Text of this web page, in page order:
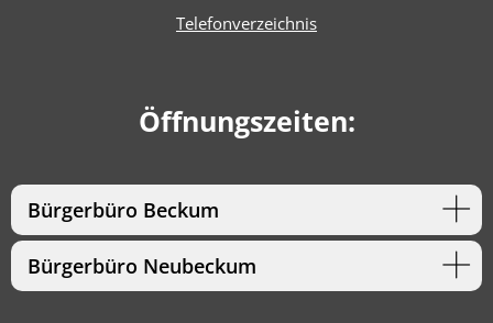
Telefonverzeichnis
Öffnungszeiten:
Bürgerbüro Beckum
Bürgerbüro Neubeckum